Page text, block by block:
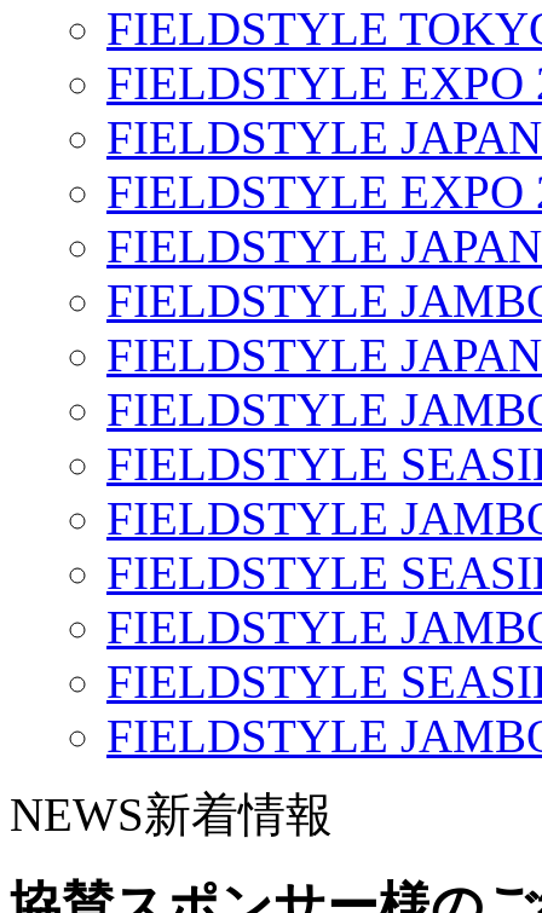
FIELDSTYLE
FIELDSTYLE EXPO
FIELDSTYLE
FIELDSTYLE EXPO
FIELDSTYLE
FIELDSTYLE
FIELDSTYLE
FIELDSTYLE
FIELDSTYLE
FIELDSTYLE
FIELDSTYLE
FIELDSTYLE
FIELDSTYLE
FIELDSTYLE
NEWS新着情報